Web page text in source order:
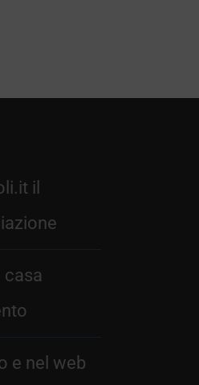
il
casa
e nel web